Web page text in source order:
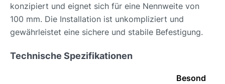
konzipiert und eignet sich für eine Nennweite von
100 mm. Die Installation ist unkompliziert und
gewährleistet eine sichere und stabile Befestigung.
Technische Spezifikationen
Besond